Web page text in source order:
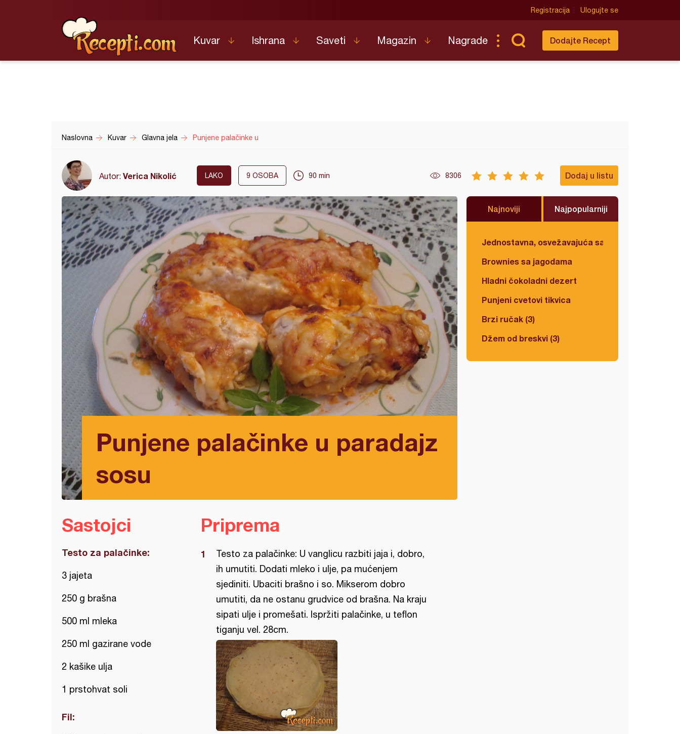
Registracija Ulogujte se
Kuvar Ishrana Saveti Magazin Nagrade Dodajte Recept
Naslovna Kuvar Glavna jela Punjene palačinke u
Autor: Verica Nikolić LAKO 9 OSOBA 90 min 8306 Dodaj u listu
Punjene palačinke u paradajz
sosu
Najnoviji Najpopularniji
Jednostavna, osvežavajuća salata
Brownies sa jagodama
Hladni čokoladni dezert
Punjeni cvetovi tikvica
Brzi ručak (3)
Džem od breskvi (3)
Sastojci
Testo za palačinke:
3 jajeta
250 g brašna
500 ml mleka
250 ml gazirane vode
2 kašike ulja
1 prstohvat soli
Fil:
Priprema
Testo za palačinke: U vanglicu razbiti jaja i, dobro,
ih umutiti. Dodati mleko i ulje, pa mućenjem
sjediniti. Ubaciti brašno i so. Mikserom dobro
umutiti, da ne ostanu grudvice od brašna. Na kraju
sipati ulje i promešati. Ispržiti palačinke, u teflon
tiganju vel. 28cm.